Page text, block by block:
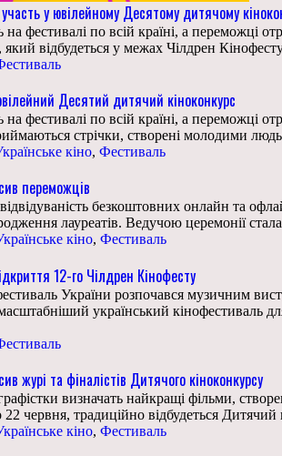
у ювілейному Десятому дитячому
на фестивалі по всій країні, а
відбудеться у межах Чілдрен
Десятий дитячий кіноконкурс
на фестивалі по всій країні, а
стрічки, створені молодими
кіно, Фестиваль
переможців
безкоштовних онлайн та
лауреатів. Ведучою церемонії
кіно, Фестиваль
12-го Чілдрен Кінофесту
України розпочався музичним
український кінофестиваль
журі та фіналістів Дитячого кіноконкурсу
визначать найкращі фільми,
22 червня, традиційно відбудеться
кіно, Фестиваль